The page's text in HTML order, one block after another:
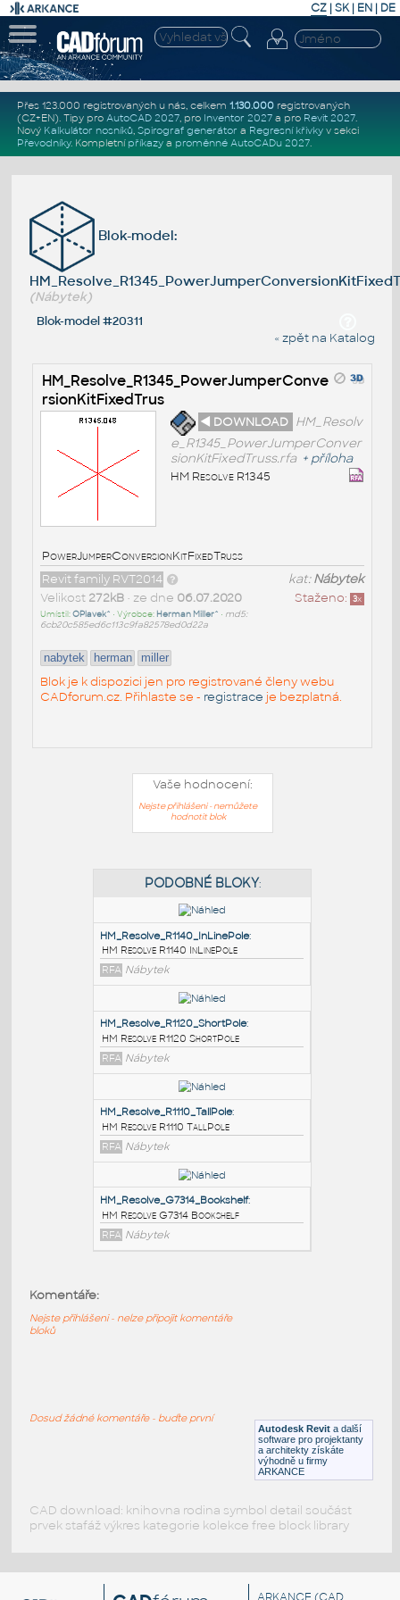
CZ | SK| EN | DE
Přes 123.000 registrovaných u nás, celkem 1.130.000registrovaných
(CZ+EN). Tipy pro AutoCAD 2027, pro Inventor 2027a pro Revit 2027.
Nový Kalkulátor nosníků, Spirograf generátor a Regresní křivkyv sekci
Převodníky. Kompletní příkazya proměnné AutoCADu 2027.
Blok-model:
(Nábytek)
Blok-model #20311
« zpět na Katalog
HM_Resolve_R1345_PowerJumperConve
rsionKitFixedTrus
◄ DOWNLOAD HM_Resolv
e_R1345_PowerJumperConver
sionKitFixedTruss.rfa + příloha
HM Resolve R1345
PowerJumperConversionKitFixedTruss
kat:Nábytek
Revit family RVT2014
Staženo: 3x
Velikost 272kB• ze dne 06.07.2020
Umístil:OPlavek^ • Výrobce: Herman Miller^ • md5:
6cb20c585ed6c113c9fa82578ed0d22a
nabytek herman miller
Blok je k dispozici jen pro registrované členy webu
CADforum.cz. Přihlaste se - registrace je bezplatná.
Vaše hodnocení:
Nejste přihlášeni - nemůžete
hodnotit blok
PODOBNÉ BLOKY
HM_Resolve_R1140_InLinePole:
HM Resolve R1140 InLinePole
RFA Nábytek
HM_Resolve_R1120_ShortPole
HM Resolve R1120 ShortPole
RFA
Nábytek
HM Resolve R1110 TallPole
HM_Resolve_G7314_Bookshelf
HM Resolve G7314 BookshelfAutodesk Revit a další
software pro projektanty
a architekty získáte
výhodně u firmy
ARKANCE
Komentáře:
Nejste přihlášeni - nelze připojit komentáře
bloků
Dosud žádné komentáře - buďte první
CAD download: knihovna rodina symbol detail součást
prvek stafáž výkres kategorie kolekce free block library